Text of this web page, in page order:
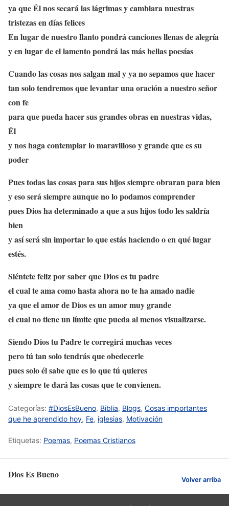
ya que Él nos secará las lágrimas y cambiara nuestras
tristezas en días felices
En lugar de nuestro llanto pondrá canciones llenas de alegría
y en lugar de el lamento pondrá las más bellas poesías
Cuando las cosas nos salgan mal y ya no sepamos que hacer
tan solo tendremos que levantar una oración a nuestro señor
con fe
para que pueda hacer sus grandes obras en nuestras vidas,
Él
y nos haga contemplar lo maravilloso y grande que es su
poder
Pues todas las cosas para sus hijos siempre obraran para bien
y eso será siempre aunque no lo podamos comprender
pues Dios ha determinado a que a sus hijos todo les saldría
bien
y así será sin importar lo que estás haciendo o en qué lugar
estés.
Siéntete feliz por saber que Dios es tu padre
el cual te ama como hasta ahora no te ha amado nadie
ya que el amor de Dios es un amor muy grande
el cual no tiene un límite que pueda al menos visualizarse.
Siendo Dios tu Padre te corregirá muchas veces
pero tú tan solo tendrás que obedecerle
pues solo él sabe que es lo que tú quieres
y siempre te dará las cosas que te convienen.
Categorías: #DiosEsBueno, Biblia, Blogs, Cosas importantes
que he aprendido hoy, Fe, iglesias, Motivación
Etiquetas: Poemas, Poemas Cristianos
Dios Es Bueno Volver arriba